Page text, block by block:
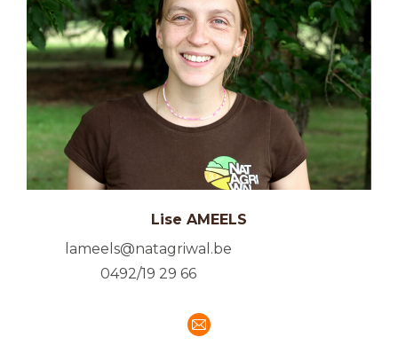
Lise AMEELS
lameels@natagriwal.be
0492/19 29 66
E-